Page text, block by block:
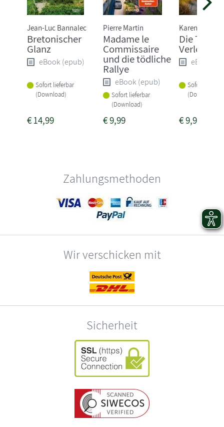
Jean-Luc Bannalec
Bretonischer
Glanz
eBook (epub)
Sofort lieferbar
(Download)
€14,99
Pierre Martin
Madame le
Commissaire
und die tödliche
Rallye
eBook (epub)
Sofort lieferbar
(Download)
€9,99
Karen Sander
Die Tiefe:
Verloren
eBook
Sofort
(Download)
€9,99
Zahlungsmethoden
Wir verschicken mit
Sicherheit